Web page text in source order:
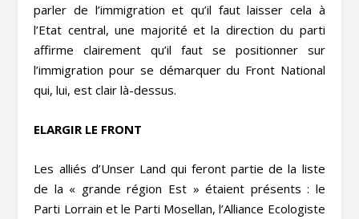
parler de l’immigration et qu’il faut laisser cela à
l’Etat central, une majorité et la direction du parti
affirme clairement qu’il faut se positionner sur
l’immigration pour se démarquer du Front National
qui, lui, est clair là-dessus.
ELARGIR LE FRONT
Les alliés d’Unser Land qui feront partie de la liste
de la « grande région Est » étaient présents : le
Parti Lorrain et le Parti Mosellan, l’Alliance Ecologiste